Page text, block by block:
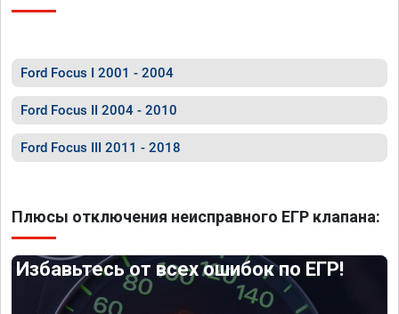
Ford Focus I 2001 - 2004
Ford Focus II 2004 - 2010
Ford Focus III 2011 - 2018
Плюсы отключения неисправного ЕГР клапана:
Избавьтесь от всех ошибок по ЕГР!